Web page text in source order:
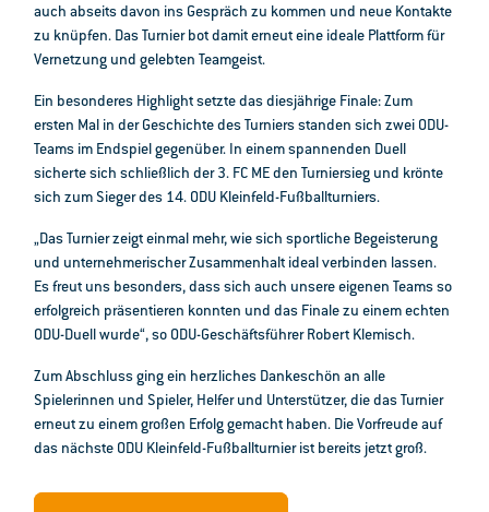
auch abseits davon ins Gespräch zu kommen und neue Kontakte
zu knüpfen. Das Turnier bot damit erneut eine ideale Plattform für
Vernetzung und gelebten Teamgeist.
Ein besonderes Highlight setzte das diesjährige Finale: Zum
ersten Mal in der Geschichte des Turniers standen sich zwei ODU-
Teams im Endspiel gegenüber. In einem spannenden Duell
sicherte sich schließlich der 3. FC ME den Turniersieg und krönte
sich zum Sieger des 14. ODU Kleinfeld-Fußballturniers.
„Das Turnier zeigt einmal mehr, wie sich sportliche Begeisterung
und unternehmerischer Zusammenhalt ideal verbinden lassen.
Es freut uns besonders, dass sich auch unsere eigenen Teams so
erfolgreich präsentieren konnten und das Finale zu einem echten
ODU-Duell wurde“, so ODU-Geschäftsführer Robert Klemisch.
Zum Abschluss ging ein herzliches Dankeschön an alle
Spielerinnen und Spieler, Helfer und Unterstützer, die das Turnier
erneut zu einem großen Erfolg gemacht haben. Die Vorfreude auf
das nächste ODU Kleinfeld-Fußballturnier ist bereits jetzt groß.